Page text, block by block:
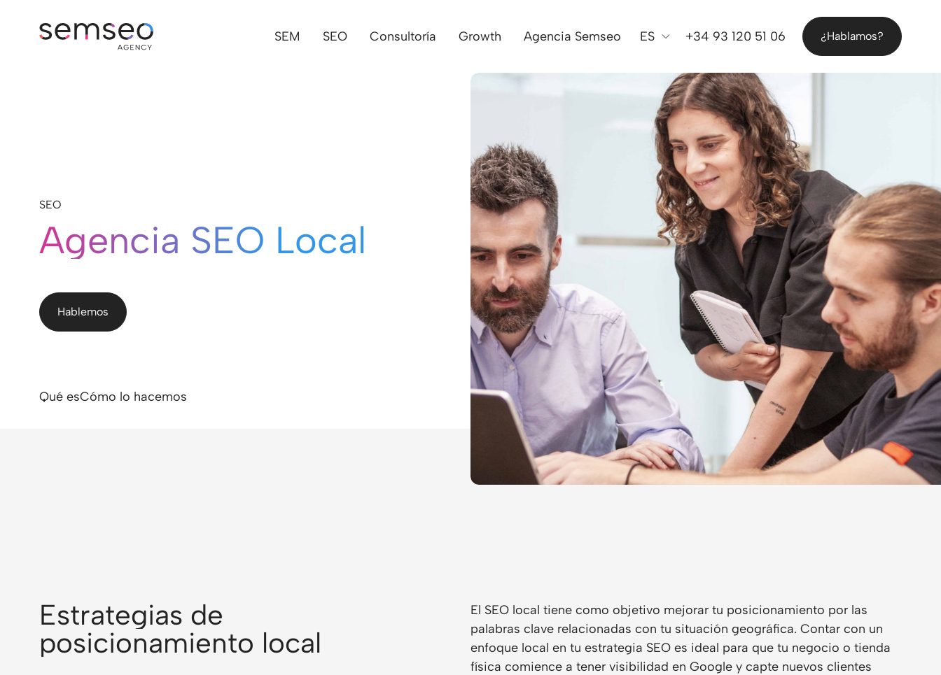
¿Hablamos?
+34 93 120 51 06
ES
SEM SEO Consultoría Growth Agencia Semseo
SEO
Agencia SEO Local
Hablemos
Qué esCómo lo hacemos
Estrategias de
posicionamiento local
El SEO local tiene como objetivo mejorar tu posicionamiento por las
palabras clave relacionadas con tu situación geográfica. Contar con un
enfoque local en tu estrategia SEO es ideal para que tu negocio o tienda
física comience a tener visibilidad en Google y capte nuevos clientes